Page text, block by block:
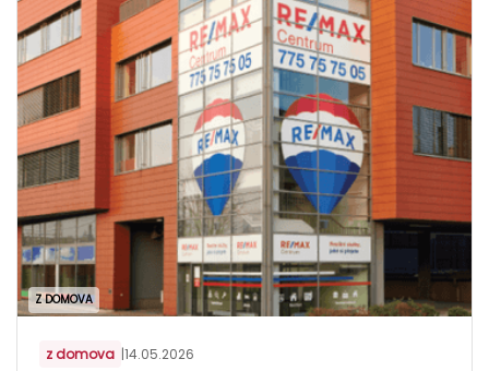
Z DOMOVA
z domova |14.05.2026